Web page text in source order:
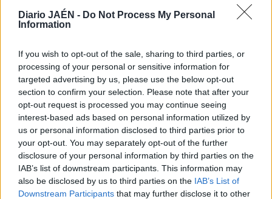
Diario JAÉN - Do Not Process My Personal
Information
If you wish to opt-out of the sale, sharing to third parties, or
processing of your personal or sensitive information for
targeted advertising by us, please use the below opt-out
section to confirm your selection. Please note that after your
opt-out request is processed you may continue seeing
interest-based ads based on personal information utilized by
us or personal information disclosed to third parties prior to
your opt-out. You may separately opt-out of the further
disclosure of your personal information by third parties on the
IAB’s list of downstream participants. This information may
also be disclosed by us to third parties on the IAB’s List of
Downstream Participants that may further disclose it to other
n Está ya inmersa en los seis meses de prácticas en un
estudio de arquitectura. Beatriz Moya Muriana, de 25
le exige buscar una fuente de ingresos fiable. Moya
empezó como canguro — “au pair”— y, hace muy poco,
renovó su contrato. “Mi idea es seguir medio año más. Así
tengo tiempo para buscar piso con tranquilidad mientras
hago las prácticas”, dice a través de su cuenta de
Facebook.
La joven de Hoya del Salobral (Noalejo) eligió marcharse
a Alemania después de una experiencia Erasmus en
Bremen. Pensó que el país germano era una buena opción
para conseguir trabajo. El tiempo parece darle la razón.